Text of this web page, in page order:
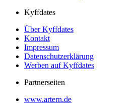
Kyffdates
Über Kyffdates
Kontakt
Impressum
Datenschutzerklärung
Werben auf Kyffdates
Partnerseiten
www.artern.de